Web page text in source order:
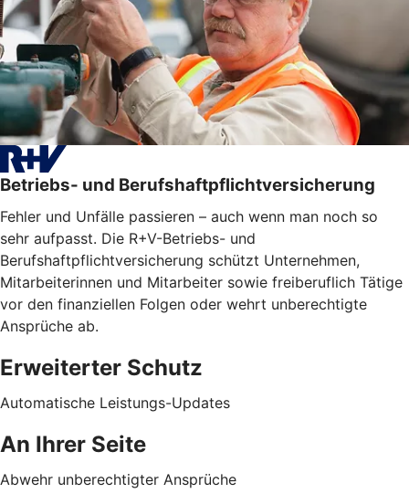
Betriebs- und Berufshaftpflichtversicherung
Fehler und Unfälle passieren – auch wenn man noch so
sehr aufpasst. Die R+V-Betriebs- und
Berufshaftpflichtversicherung schützt Unternehmen,
Mitarbeiterinnen und Mitarbeiter sowie freiberuflich Tätige
vor den finanziellen Folgen oder wehrt unberechtigte
Ansprüche ab.
Erweiterter Schutz
Automatische Leistungs-Updates
An Ihrer Seite
Abwehr unberechtigter Ansprüche